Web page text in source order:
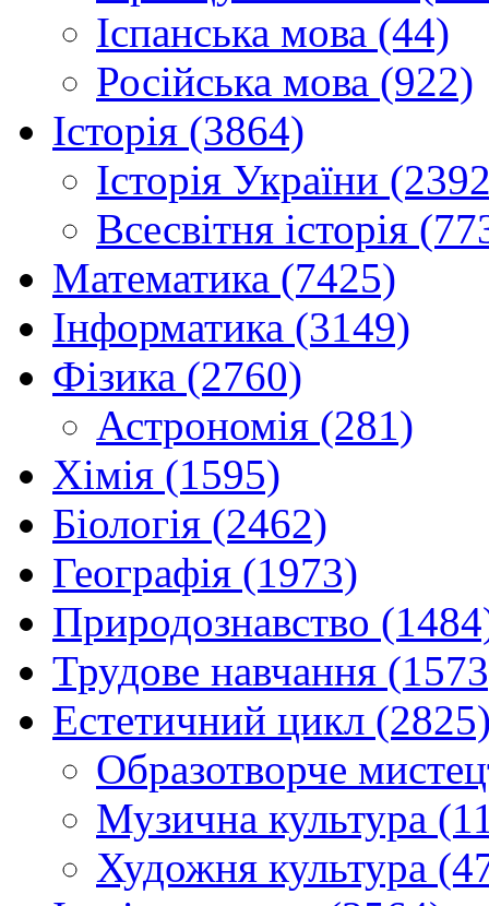
Іспанська мова (44)
Російська мова (922)
Історія (3864)
Історія України
Всесвітня історія
Математика (7425)
Інформатика (3149)
Фізика (2760)
Астрономія (281)
Хімія (1595)
Біологія (2462)
Географія (1973)
Природознавство
Трудове навчання
Естетичний цикл
Образотворче
Музична культура
Художня культура